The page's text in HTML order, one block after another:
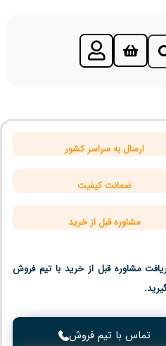
ارسال به سراسر کشور
ضمانت کیفیت
مشاوره قبل از خرید
مشاوره قبل از خرید با تیم فروش
تماس با تیم فروش